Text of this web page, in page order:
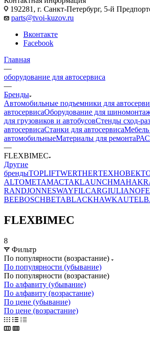
192281, г. Санкт-Петербург, 5-й
parts@tvoi-kuzov.ru
Вконтакте
Facebook
Главная
—
оборудование для автосервиса
—
Бренды
Автомобильные подъемники для
автосервисаОборудование для
для грузовиков и автобусовСтенды сход-
автосервисаСтанки для автосервисаМебель
автомобильныеМатериалы для ремонта
—
FLEXBIMEC
Другие
брендыTOPLIFTWERTHER
ALTOМЕТАМАСТАКLAUNCHMAHA
RANDJONNESWAYFILCARGIULIANO
BEEBOSCHBETABLACKHAWKAUTEL
FLEXBIMEC
8
Фильтр
По популярности (возрастание)
По популярности (убывание)
По популярности (возрастание)
По алфавиту (убывание)
По алфавиту (возрастание)
По цене (убывание)
По цене (возрастание)